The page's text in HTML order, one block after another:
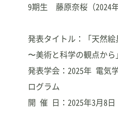
紹介動画
応募要項
よくある質問
アクセス
9期生 藤原奈桜（2024
発表タイトル：「天然
〜美術と科学の観点から」
発表学会：2025年 電気
ログラム
開 催 日：2025年3月8